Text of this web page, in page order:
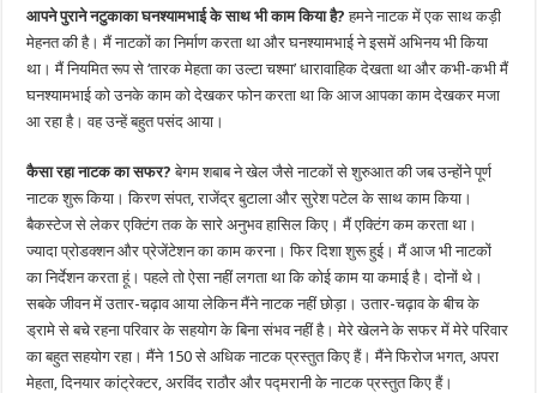
आपने पुराने नटुकाका घनश्यामभाई के साथ भी काम किया है? हमने नाटक में एक साथ कड़ी
मेहनत की है। मैं नाटकों का निर्माण करता था और घनश्यामभाई ने इसमें अभिनय भी किया
था। मैं नियमित रूप से ‘तारक मेहता का उल्टा चश्मा’ धारावाहिक देखता था और कभी-कभी मैं
घनश्यामभाई को उनके काम को देखकर फोन करता था कि आज आपका काम देखकर मजा
आ रहा है। वह उन्हें बहुत पसंद आया।
कैसा रहा नाटक का सफर? बेगम शबाब ने खेल जैसे नाटकों से शुरुआत की जब उन्होंने पूर्ण
नाटक शुरू किया। किरण संपत, राजेंद्र बुटाला और सुरेश पटेल के साथ काम किया।
बैकस्टेज से लेकर एक्टिंग तक के सारे अनुभव हासिल किए। मैं एक्टिंग कम करता था।
ज्यादा प्रोडक्शन और प्रेजेंटेशन का काम करना। फिर दिशा शुरू हुई। मैं आज भी नाटकों
का निर्देशन करता हूं। पहले तो ऐसा नहीं लगता था कि कोई काम या कमाई है। दोनों थे।
सबके जीवन में उतार-चढ़ाव आया लेकिन मैंने नाटक नहीं छोड़ा। उतार-चढ़ाव के बीच के
ड्रामे से बचे रहना परिवार के सहयोग के बिना संभव नहीं है। मेरे खेलने के सफर में मेरे परिवार
का बहुत सहयोग रहा। मैंने 150 से अधिक नाटक प्रस्तुत किए हैं। मैंने फिरोज भगत, अपरा
मेहता, दिनयार कांट्रेक्टर, अरविंद राठौर और पद्मरानी के नाटक प्रस्तुत किए हैं।